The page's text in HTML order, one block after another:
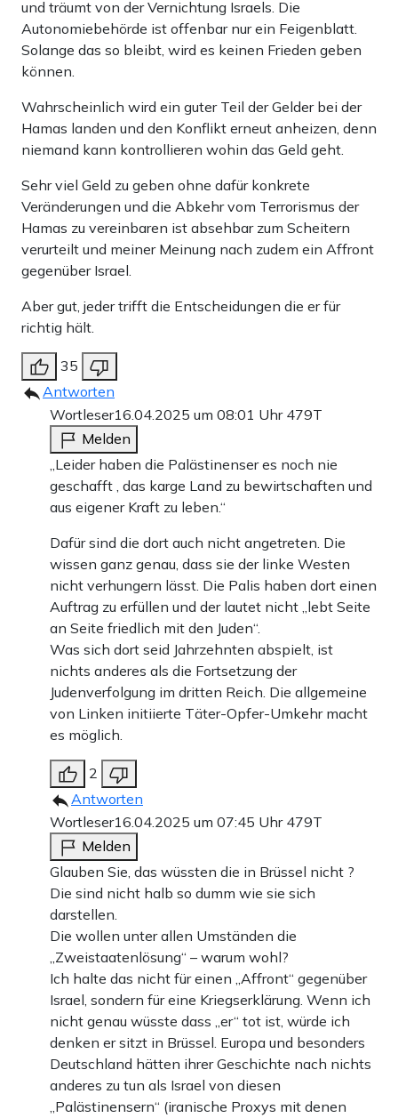
und träumt von der Vernichtung Israels. Die
Autonomiebehörde ist offenbar nur ein Feigenblatt.
Solange das so bleibt, wird es keinen Frieden geben
können.
Wahrscheinlich wird ein guter Teil der Gelder bei der
Hamas landen und den Konflikt erneut anheizen, denn
niemand kann kontrollieren wohin das Geld geht.
Sehr viel Geld zu geben ohne dafür konkrete
Veränderungen und die Abkehr vom Terrorismus der
Hamas zu vereinbaren ist absehbar zum Scheitern
verurteilt und meiner Meinung nach zudem ein Affront
gegenüber Israel.
Aber gut, jeder trifft die Entscheidungen die er für
richtig hält.
35
Antworten
Wortleser16.04.2025 um 08:01 Uhr 479T
Melden
„Leider haben die Palästinenser es noch nie
geschafft , das karge Land zu bewirtschaften und
aus eigener Kraft zu leben.“
Dafür sind die dort auch nicht angetreten. Die
wissen ganz genau, dass sie der linke Westen
nicht verhungern lässt. Die Palis haben dort einen
Auftrag zu erfüllen und der lautet nicht „lebt Seite
an Seite friedlich mit den Juden“.
Was sich dort seid Jahrzehnten abspielt, ist
nichts anderes als die Fortsetzung der
Judenverfolgung im dritten Reich. Die allgemeine
von Linken initiierte Täter-Opfer-Umkehr macht
es möglich.
2
Antworten
Wortleser16.04.2025 um 07:45 Uhr 479T
Melden
Glauben Sie, das wüssten die in Brüssel nicht ?
Die sind nicht halb so dumm wie sie sich
darstellen.
Die wollen unter allen Umständen die
„Zweistaatenlösung“ – warum wohl?
Ich halte das nicht für einen „Affront“ gegenüber
Israel, sondern für eine Kriegserklärung. Wenn ich
nicht genau wüsste dass „er“ tot ist, würde ich
denken er sitzt in Brüssel. Europa und besonders
Deutschland hätten ihrer Geschichte nach nichts
anderes zu tun als Israel von diesen
„Palästinensern“ (iranische Proxys mit denen